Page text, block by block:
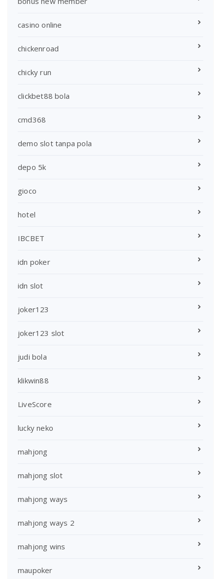
casino online
chickenroad
chicky run
clickbet88 bola
cmd368
demo slot tanpa pola
depo 5k
gioco
hotel
IBCBET
idn poker
idn slot
joker123
joker123 slot
judi bola
klikwin88
LiveScore
lucky neko
mahjong
mahjong slot
mahjong ways
mahjong ways 2
mahjong wins
maupoker